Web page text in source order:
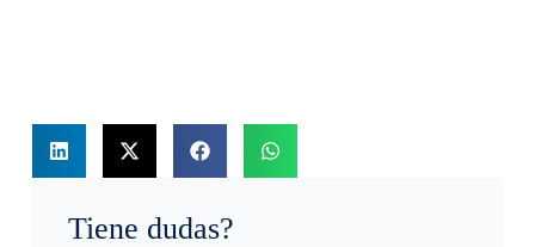
Tiene dudas?